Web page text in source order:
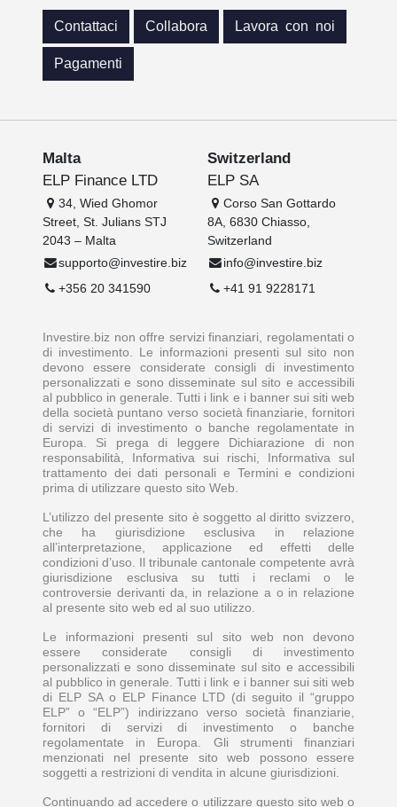
Contattaci Collabora Lavora con noi
Pagamenti
Malta
ELP Finance LTD
34, Wied Ghomor
Street, St. Julians STJ
2043 – Malta
supporto@investire.biz
+356 20 341590
Switzerland
ELP SA
Corso San Gottardo
8A, 6830 Chiasso,
Switzerland
info@investire.biz
+41 91 9228171
Investire.biz non offre servizi finanziari, regolamentati o
di investimento. Le informazioni presenti sul sito non
devono essere considerate consigli di investimento
personalizzati e sono disseminate sul sito e accessibili
al pubblico in generale. Tutti i link e i banner sui siti web
della società puntano verso società finanziarie, fornitori
di servizi di investimento o banche regolamentate in
Europa. Si prega di leggere Dichiarazione di non
responsabilità, Informativa sui rischi, Informativa sul
trattamento dei dati personali e Termini e condizioni
prima di utilizzare questo sito Web.
L’utilizzo del presente sito è soggetto al diritto svizzero,
che ha giurisdizione esclusiva in relazione
all’interpretazione, applicazione ed effetti delle
condizioni d’uso. Il tribunale cantonale competente avrà
giurisdizione esclusiva su tutti i reclami o le
controversie derivanti da, in relazione a o in relazione
al presente sito web ed al suo utilizzo.
Le informazioni presenti sul sito web non devono
essere considerate consigli di investimento
personalizzati e sono disseminate sul sito e accessibili
al pubblico in generale. Tutti i link e i banner sui siti web
di ELP SA o ELP Finance LTD (di seguito il “gruppo
ELP” o “ELP”) indirizzano verso società finanziarie,
fornitori di servizi di investimento o banche
regolamentate in Europa. Gli strumenti finanziari
menzionati nel presente sito web possono essere
soggetti a restrizioni di vendita in alcune giurisdizioni.
Continuando ad accedere o utilizzare questo sito web o